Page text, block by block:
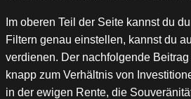
Im oberen Teil der Seite kannst du
Filtern genau einstellen, kannst du
verdienen. Der nachfolgende
knapp zum Verhältnis von
in der ewigen Rente, die